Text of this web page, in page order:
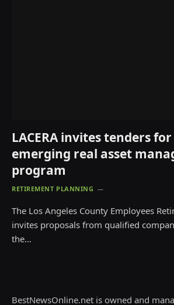
LACERA invites tenders
emerging real asset
program
RETIREMENT PLANNING
The Los Angeles County Employees
invites proposals from qualified
the…
BestNewsOnline.net is owned and